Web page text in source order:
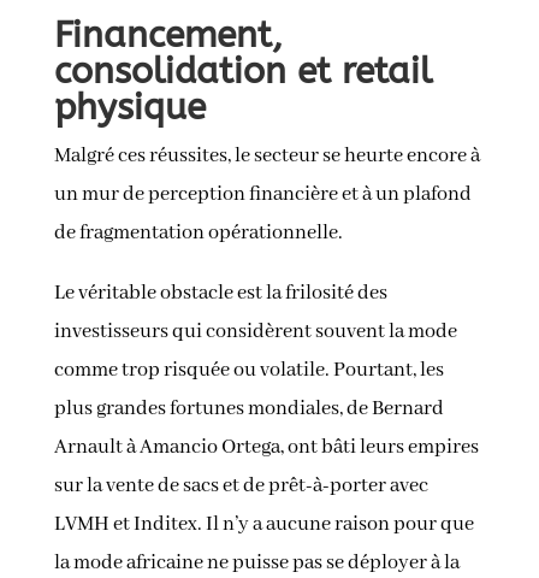
Financement,
consolidation et retail
physique
Malgré ces réussites, le secteur se heurte encore à
un mur de perception financière et à un plafond
de fragmentation opérationnelle.
Le véritable obstacle est la frilosité des
investisseurs qui considèrent souvent la mode
comme trop risquée ou volatile. Pourtant, les
plus grandes fortunes mondiales, de Bernard
Arnault à Amancio Ortega, ont bâti leurs empires
sur la vente de sacs et de prêt-à-porter avec
LVMH et Inditex. Il n’y a aucune raison pour que
la mode africaine ne puisse pas se déployer à la